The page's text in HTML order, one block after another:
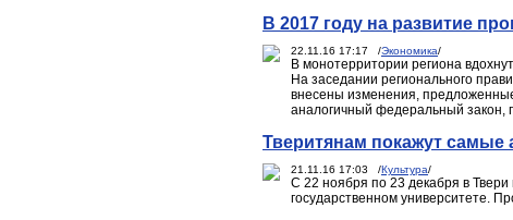
В 2017 году на развитие
22.11.16 17:17 /Экономика/
В монотерритории региона
На заседании регионального
внесены изменения,
аналогичный федеральный закон,
Тверитянам покажут
21.11.16 17:03 /Культура/
С 22 ноября по 23 декабря в
государственном университете.